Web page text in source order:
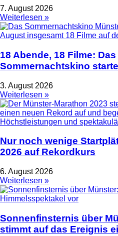
7. August 2026
Weiterlesen »
18 Abende, 18 Filme:
Sommernachtskino
3. August 2026
Weiterlesen »
Nur noch wenige
2026 auf Rekordkurs
6. August 2026
Weiterlesen »
Sonnenfinsternis über
stimmt auf das Ereignis